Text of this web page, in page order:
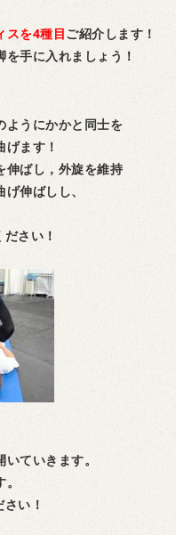
スを4種目ご紹介します！
手に入れましょう！
ようにかかと同士を
ます！
伸ばし，外旋を維持
伸ばしし、
さい！
ていきます。
い！